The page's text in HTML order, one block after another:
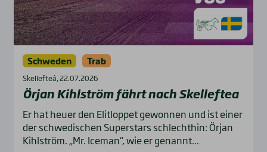
Schweden Trab
Skellefteå, 22.07.2026
Örjan Kihl­ström fährt nach Skel­lef­tea
Er hat heuer den Elitloppet gewonnen und ist einer
der schwedischen Superstars schlechthin: Örjan
Kihlström. „Mr. Iceman“, wie er genannt...